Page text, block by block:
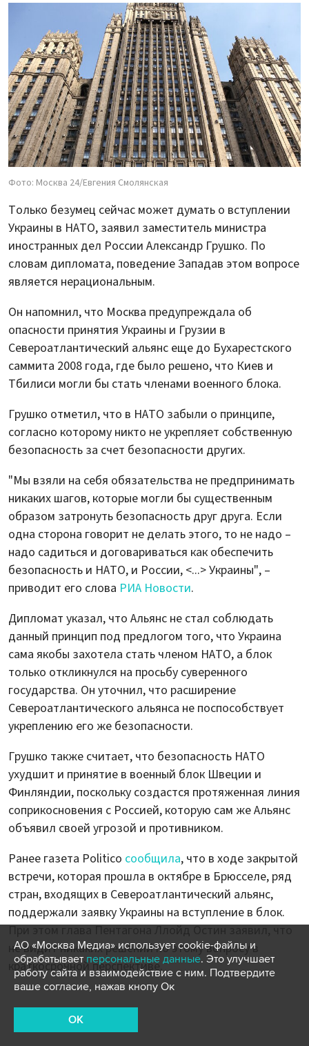
Фото: Москва 24/Евгения Смолянская
Только безумец сейчас может думать о вступлении
Украины в НАТО, заявил заместитель министра
иностранных дел России Александр Грушко. По
словам дипломата, поведение Западав этом вопросе
является нерациональным.
Он напомнил, что Москва предупреждала об
опасности принятия Украины и Грузии в
Североатлантический альянс еще до Бухарестского
саммита 2008 года, где было решено, что Киев и
Тбилиси могли бы стать членами военного блока.
Грушко отметил, что в НАТО забыли о принципе,
согласно которому никто не укрепляет собственную
безопасность за счет безопасности других.
"Мы взяли на себя обязательства не предпринимать
никаких шагов, которые могли бы существенным
образом затронуть безопасность друг друга. Если
одна сторона говорит не делать этого, то не надо –
надо садиться и договариваться как обеспечить
безопасность и НАТО, и России, <...> Украины", –
приводит его слова РИА Новости.
Дипломат указал, что Альянс не стал соблюдать
данный принцип под предлогом того, что Украина
сама якобы захотела стать членом НАТО, а блок
только откликнулся на просьбу суверенного
государства. Он уточнил, что расширение
Североатлантического альянса не поспособствует
укреплению его же безопасности.
Грушко также считает, что безопасность НАТО
ухудшит и принятие в военный блок Швеции и
Финляндии, поскольку создастся протяженная линия
соприкосновения с Россией, которую сам же Альянс
объявил своей угрозой и противником.
Ранее газета Politico сообщила, что в ходе закрытой
встречи, которая прошла в октябре в Брюсселе, ряд
стран, входящих в Североатлантический альянс,
поддержали заявку Украины на вступление в блок.
не видит никаких решений по этому вопросу в
краткосрочной перспективе.
АО «Москва Медиа» использует cookie-файлы и
обрабатывает персональные данные. Это улучшает
работу сайта и взаимодействие с ним. Подтвердите
ваше согласие, нажав кнопу Ок
OK